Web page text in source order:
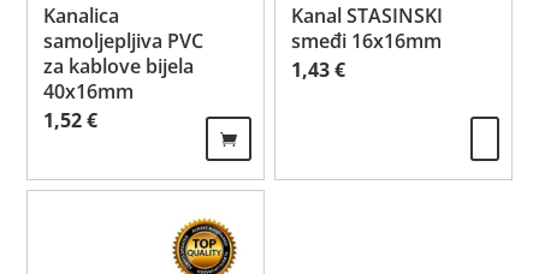
Kanalica
samoljepljiva PVC
za kablove bijela
40x16mm
1,52€
Kanal STASINSKI
smeđi 16x16mm
1,43€